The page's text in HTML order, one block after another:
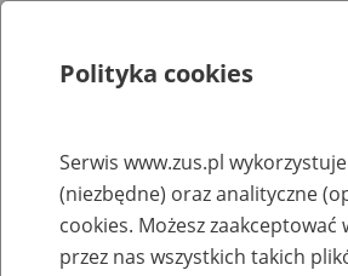
Rejestry, ewidencje i archiwa
Baza zlikwidowanych
Polityka cookies
Serwis www.zus.pl
(niezbędne) oraz analityczne
cookies. Możesz zaakceptować
przez nas wszystkich takich